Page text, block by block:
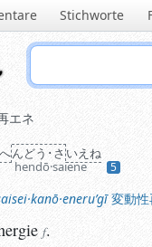
Stichworte
エネ
変動性再
f.
へんどう･さいえね
hendō·saiene
5
変動
f.